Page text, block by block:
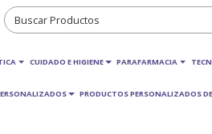
CUIDADO E HIGIENE PARAFARMACIA
PRODUCTOS PERSONALIZADOS DE